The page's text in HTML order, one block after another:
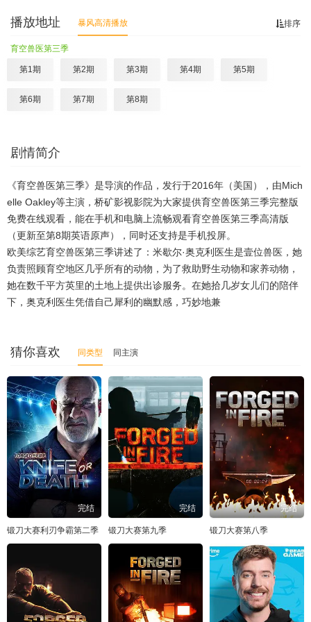
排序
播放地址 暴风高清播放
育空兽医第三季
第1期 第2期 第3期 第4期 第5期
第6期 第7期 第8期
剧情简介
《育空兽医第三季》是导演的作品，发行于2016年（美国），由Mich
elle Oakley等主演，桥矿影视影院为大家提供育空兽医第三季完整版
免费在线观看，能在手机和电脑上流畅观看育空兽医第三季高清版
（更新至第8期英语原声），同时还支持是手机投屏。
欧美综艺育空兽医第三季讲述了：米歇尔·奥克利医生是壹位兽医，她
负责照顾育空地区几乎所有的动物，为了救助野生动物和家养动物，
她在数千平方英里的土地上提供出诊服务。在她拾几岁女儿们的陪伴
下，奥克利医生凭借自己犀利的幽默感，巧妙地兼
猜你喜欢 同类型 同主演
完结
锻刀大赛利刃争霸第二季
完结
锻刀大赛第九季
完结
锻刀大赛第八季